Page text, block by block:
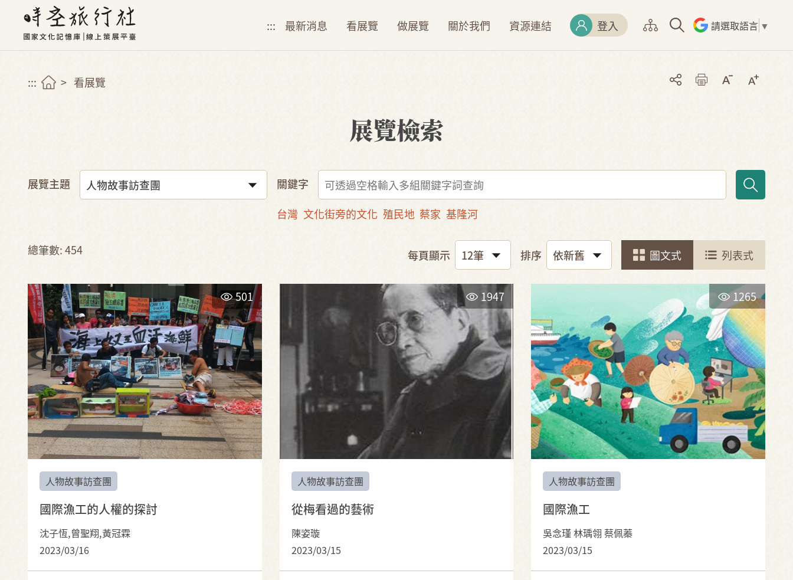
::: 最新消息 看展覽 做展覽 關於我們 資源連結 登入 請選取語言 ▼
::: 看展覽
展覽檢索
展覽主題
關鍵字
台灣 文化街旁的文化 殖民地 蔡家 基隆河
總筆數: 454 每頁顯示 排序 圖文式 列表式
501
人物故事訪查團
國際漁工的人權的探討
沈子恆,曾聖翔,黃冠霖
2023/03/16
1947
人物故事訪查團
從梅看過的藝術
陳姿璇
2023/03/15
1265
人物故事訪查團
國際漁工
吳念瑾 林瑀翎 蔡佩蓁
2023/03/15